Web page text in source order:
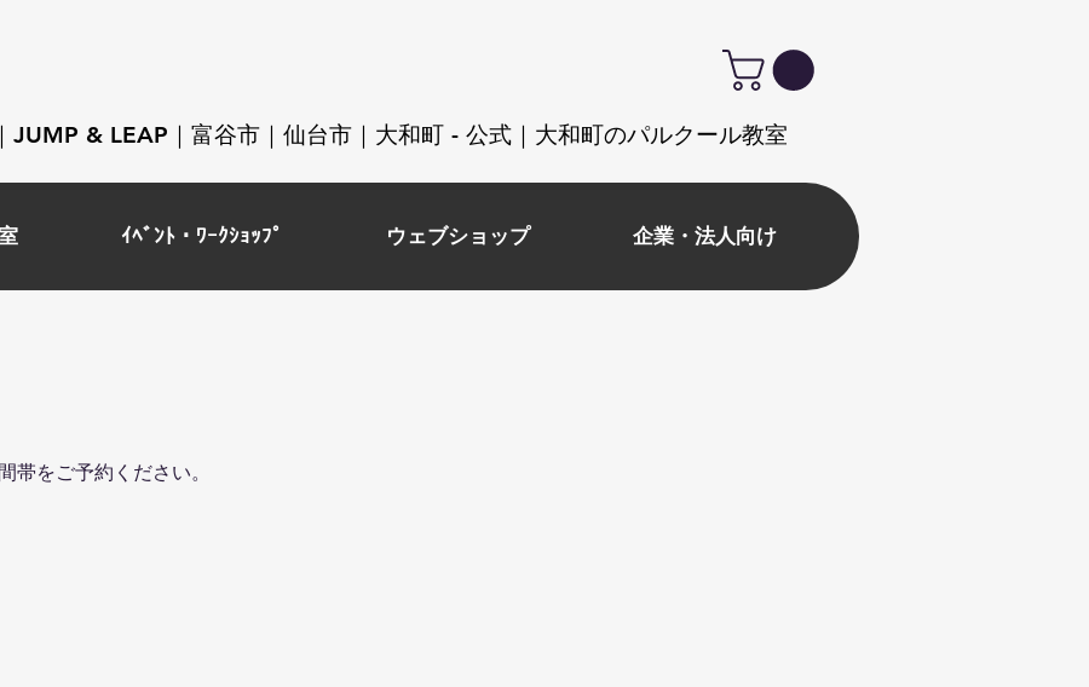
JUMP & LEAP｜富谷市｜仙台市｜大和町 - 公式｜大和町のパルクール教室
ｲﾍﾞﾝﾄ・ﾜｰｸｼｮｯﾌﾟ ウェブショップ 企業・法人向け
帯をご予約ください。